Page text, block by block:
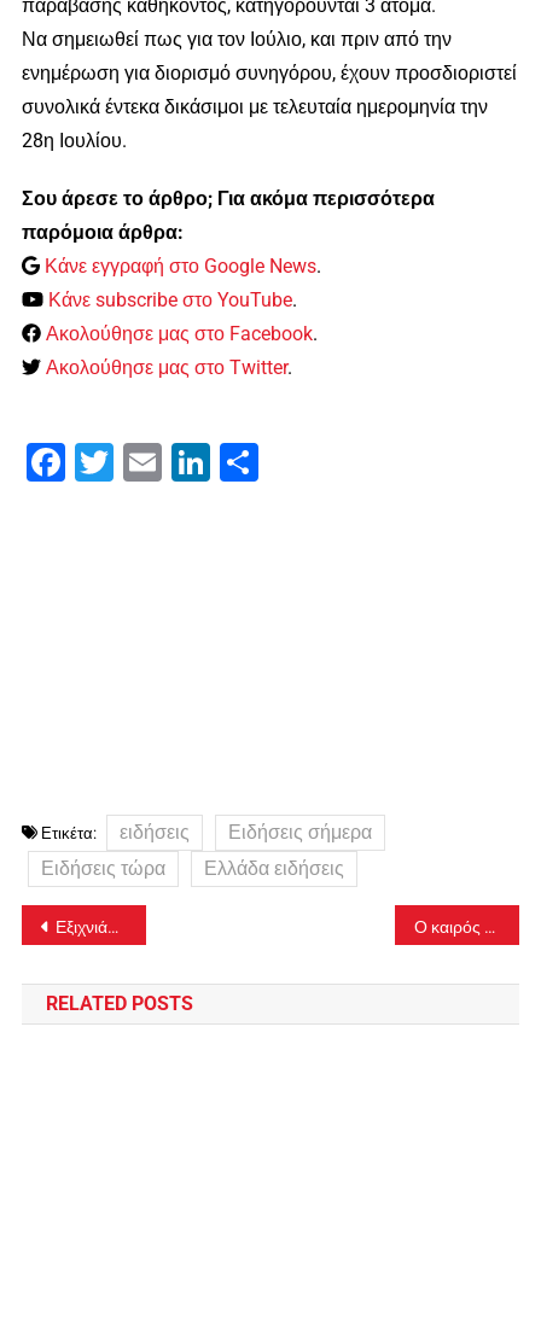
παράβασης καθήκοντος, κατηγορούνται 3 άτομα.
Να σημειωθεί πως για τον Ιούλιο, και πριν από την
ενημέρωση για διορισμό συνηγόρου, έχουν προσδιοριστεί
συνολικά έντεκα δικάσιμοι με τελευταία ημερομηνία την
28η Ιουλίου.
Σου άρεσε το άρθρο; Για ακόμα περισσότερα
παρόμοια άρθρα:
Κάνε εγγραφή στο Google News.
Κάνε subscribe στο YouTube.
Ακολούθησε μας στο Facebook.
Ακολούθησε μας στο Twitter.
Facebook
Twitter Email LinkedIn
Ετικέτα: ειδήσεις
Ειδήσεις σήμερα
Ειδήσεις τώρα
Ελλάδα ειδήσεις
Πλοήγηση
άρθρων
Εξιχνιάστηκε απόπειρα ανθρωποκτονίας σε βάρος κοσμηματοπώλη και ληστεία με λεία 310.000 ευρώ Ο καιρός της Δευτέρας 6ης Ιουλίου 2026
RELATED POSTS